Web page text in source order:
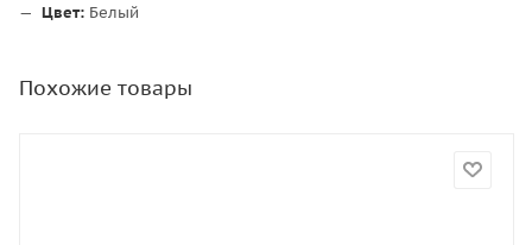
Цвет: Белый
Похожие товары